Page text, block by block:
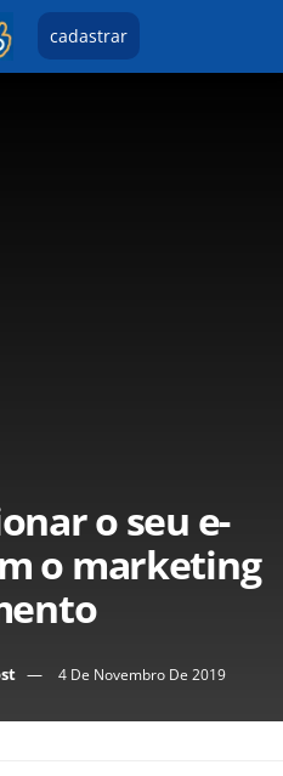
cadastrar
o seu e-
o marketing
4 De Novembro De 2019